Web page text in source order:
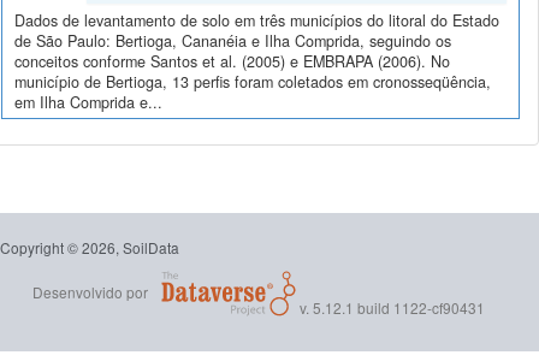
Dados de levantamento de solo em três municípios do litoral do Estado
de São Paulo: Bertioga, Cananéia e Ilha Comprida, seguindo os
conceitos conforme Santos et al. (2005) e EMBRAPA (2006). No
município de Bertioga, 13 perfis foram coletados em cronosseqüência,
em Ilha Comprida e...
Copyright © 2026, SoilData
Desenvolvido por
v. 5.12.1 build 1122-cf90431